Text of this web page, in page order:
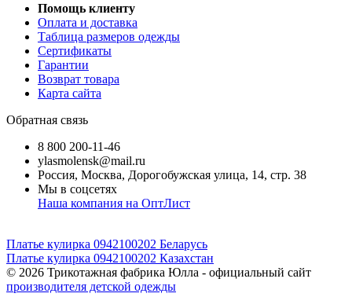
Помощь клиенту
Оплата и доставка
Таблица размеров одежды
Сертификаты
Гарантии
Возврат товара
Карта сайта
Обратная связь
8 800 200-11-46
ylasmolensk@mail.ru
Россия, Москва, Дорогобужская улица, 14, стр. 38
Мы в соцсетях
Наша компания на ОптЛист
Платье кулирка 0942100202 Беларусь
Платье кулирка 0942100202 Казахстан
© 2026 Трикотажная фабрика Юлла - официальный сайт
производителя детской одежды